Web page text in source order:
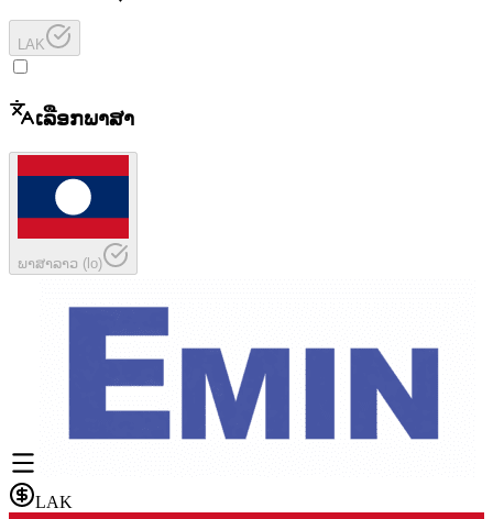
LAK
ເລືອກພາສາ
ພາສາລາວ (lo)
LAK